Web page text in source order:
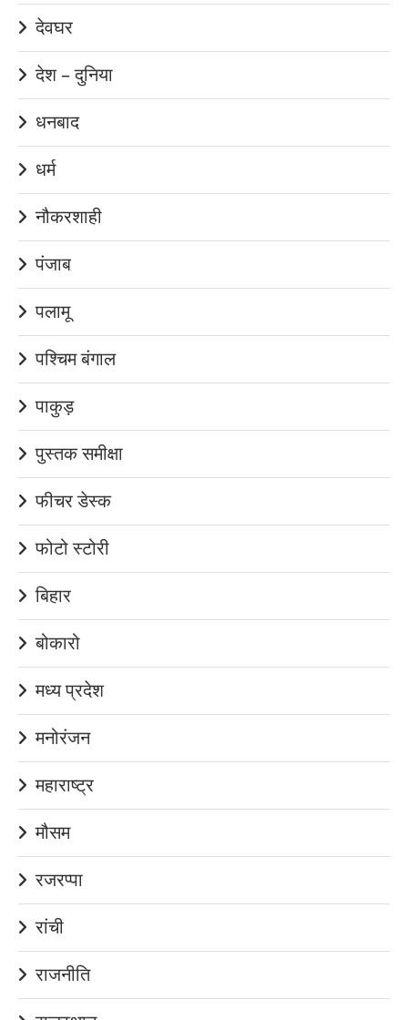
देवघर
देश – दुनिया
धनबाद
धर्म
नौकरशाही
पंजाब
पलामू
पश्चिम बंगाल
पाकुड़
पुस्तक समीक्षा
फीचर डेस्क
फोटो स्टोरी
बिहार
बोकारो
मध्य प्रदेश
मनोरंजन
महाराष्ट्र
मौसम
रजरप्पा
रांची
राजनीति